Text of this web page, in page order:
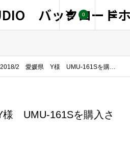
バックロード
0
2018/2 愛媛県 Y様 UMU-161Sを購入されて。
UMU-161Sを購入さ